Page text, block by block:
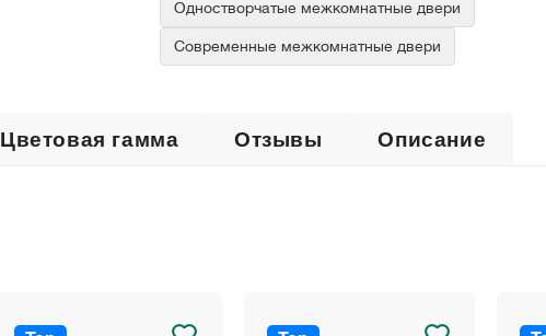
Одностворчатые межкомнатные двери
Современные межкомнатные двери
Цветовая гамма Отзывы Описание